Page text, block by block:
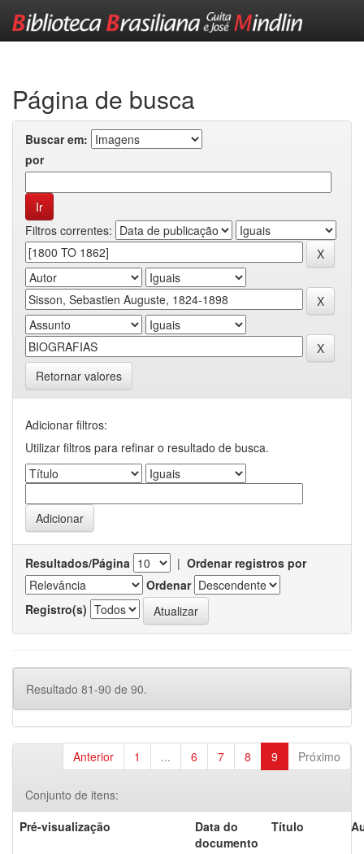
Página de busca
Buscar em:
por
Filtros correntes:
Retornar valores
Adicionar filtros:
Utilizar filtros para refinar o resultado de busca.
Resultados/Página | Ordenar registros por
Ordenar
Registro(s)
Resultado 81-90 de 90.
Anterior 1 ... 6 7 8 9 Próximo
Conjunto de itens:
Pré-visualização
Data do
documento
Título